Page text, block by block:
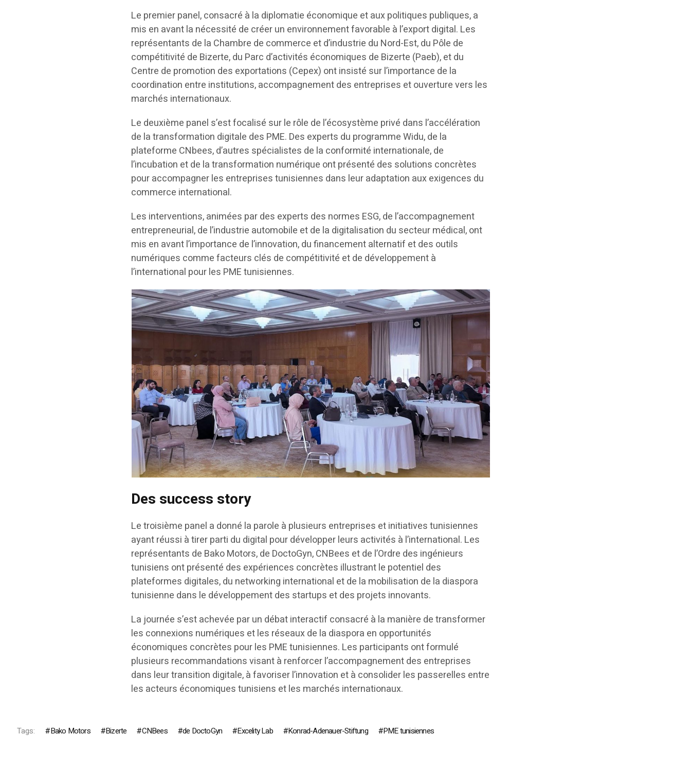
Le premier panel, consacré à la diplomatie économique et aux politiques publiques, a
mis en avant la nécessité de créer un environnement favorable à l’export digital. Les
représentants de la Chambre de commerce et d’industrie du Nord-Est, du Pôle de
compétitivité de Bizerte, du Parc d’activités économiques de Bizerte (Paeb), et du
Centre de promotion des exportations (Cepex) ont insisté sur l’importance de la
coordination entre institutions, accompagnement des entreprises et ouverture vers les
marchés internationaux.
Le deuxième panel s’est focalisé sur le rôle de l’écosystème privé dans l’accélération
de la transformation digitale des PME. Des experts du programme Widu, de la
plateforme CNbees, d’autres spécialistes de la conformité internationale, de
l’incubation et de la transformation numérique ont présenté des solutions concrètes
pour accompagner les entreprises tunisiennes dans leur adaptation aux exigences du
commerce international.
Les interventions, animées par des experts des normes ESG, de l’accompagnement
entrepreneurial, de l’industrie automobile et de la digitalisation du secteur médical, ont
mis en avant l’importance de l’innovation, du financement alternatif et des outils
numériques comme facteurs clés de compétitivité et de développement à
l’international pour les PME tunisiennes.
Des success story
Le troisième panel a donné la parole à plusieurs entreprises et initiatives tunisiennes
ayant réussi à tirer parti du digital pour développer leurs activités à l’international. Les
représentants de Bako Motors, de DoctoGyn, CNBees et de l’Ordre des ingénieurs
tunisiens ont présenté des expériences concrètes illustrant le potentiel des
plateformes digitales, du networking international et de la mobilisation de la diaspora
tunisienne dans le développement des startups et des projets innovants.
La journée s’est achevée par un débat interactif consacré à la manière de transformer
les connexions numériques et les réseaux de la diaspora en opportunités
économiques concrètes pour les PME tunisiennes. Les participants ont formulé
plusieurs recommandations visant à renforcer l’accompagnement des entreprises
dans leur transition digitale, à favoriser l’innovation et à consolider les passerelles entre
les acteurs économiques tunisiens et les marchés internationaux.
Tags: Bako Motors Bizerte CNBees de DoctoGyn Excelity Lab Konrad-Adenauer-Stiftung PME tunisiennes